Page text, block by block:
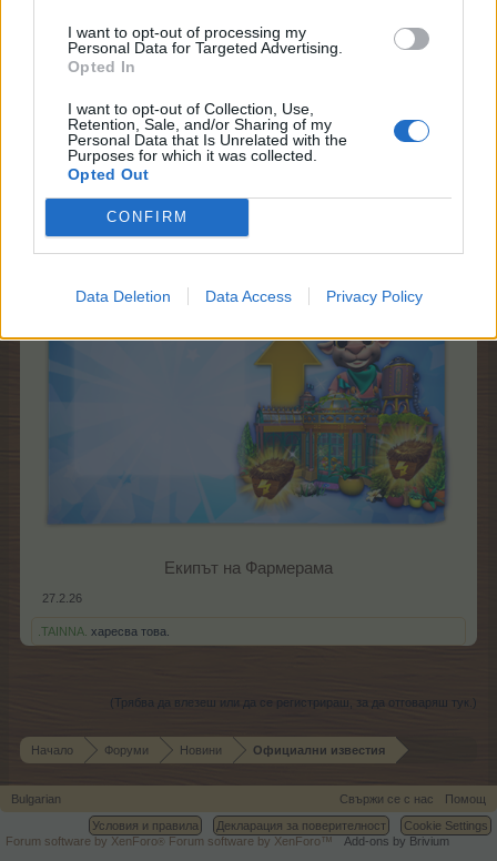
I want to opt-out of processing my
Personal Data for Targeted Advertising.
Opted In
I want to opt-out of Collection, Use,
Retention, Sale, and/or Sharing of my
Personal Data that Is Unrelated with the
Purposes for which it was collected.
Opted Out
CONFIRM
Data Deletion Data Access Privacy Policy
Екипът на Фармерама​
27.2.26
.TAINNA. харесва това.
(Трябва да влезеш или да се регистрираш, за да отговаряш тук.)
Начало Форуми Новини Официални известия
Bulgarian Свържи се с нас
Помощ
Условия и правила
Декларация за поверителност
Cookie Settings
Forum software by XenForo ® Forum software by XenForo™ Add-ons by Brivium